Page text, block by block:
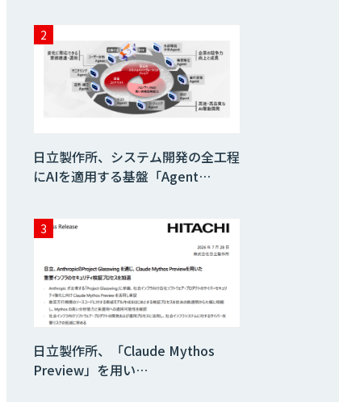
日立製作所、システム開発の全工程
にAIを適用する基盤「Agent…
日立製作所、「Claude Mythos
Preview」を用い…